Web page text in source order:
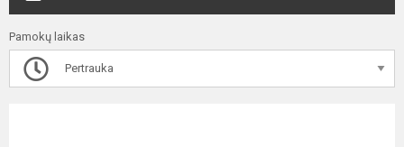
Pamokų laikas
Pertrauka